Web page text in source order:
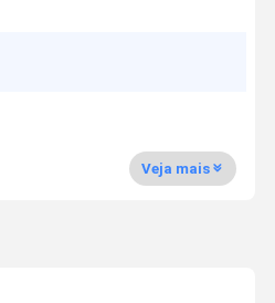
Veja mais